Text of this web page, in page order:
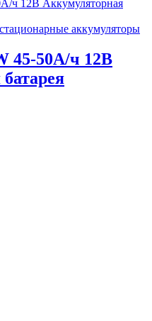
аккумуляторы
45-50А/ч 12В